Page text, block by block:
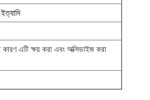
এটি ক্ষয় করা এবং অক্সিডাইজ করা